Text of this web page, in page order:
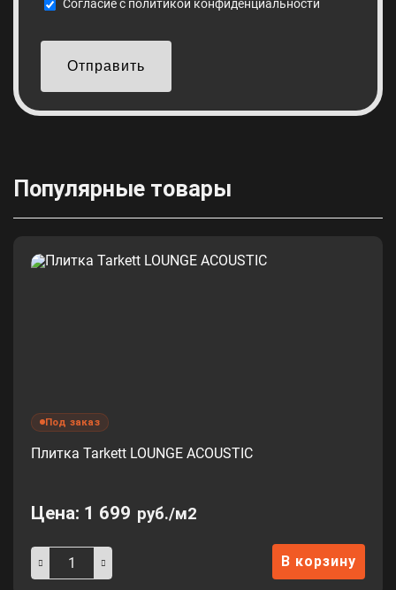
Cогласие с политикой конфиденциальности
Отправить
Популярные товары
Под заказ
Плитка Tarkett LOUNGE ACOUSTIC
Цена: 1 699 руб./м2
В корзину